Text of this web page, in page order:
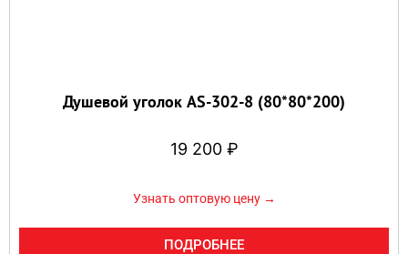
Душевой уголок AS-302-8 (80*80*200)
19 200 ₽
Узнать оптовую цену →
ПОДРОБНЕЕ